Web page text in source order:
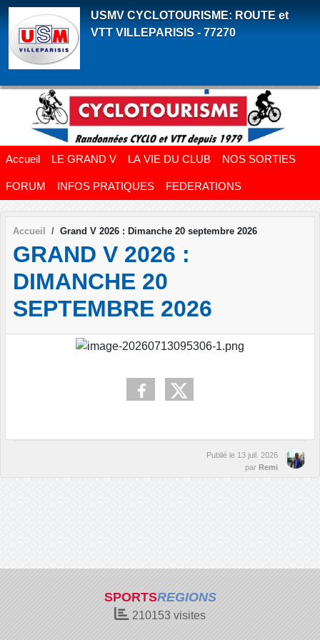
USMV CYCLOTOURISME: ROUTE et
VTT VILLEPARISIS - 77270
Accueil LE GRAND V LA VIE DU CLUB NOS SORTIES
FORUM INFOS PRATIQUES FEDERATIONS
Accueil Grand V 2026 : Dimanche 20 septembre 2026
GRAND V 2026 :
DIMANCHE 20
SEPTEMBRE 2026
Publié le 13 juil. 2026
par Remi
SPORTSREGIONS
210153 visites
Panneau de gestion des cookies